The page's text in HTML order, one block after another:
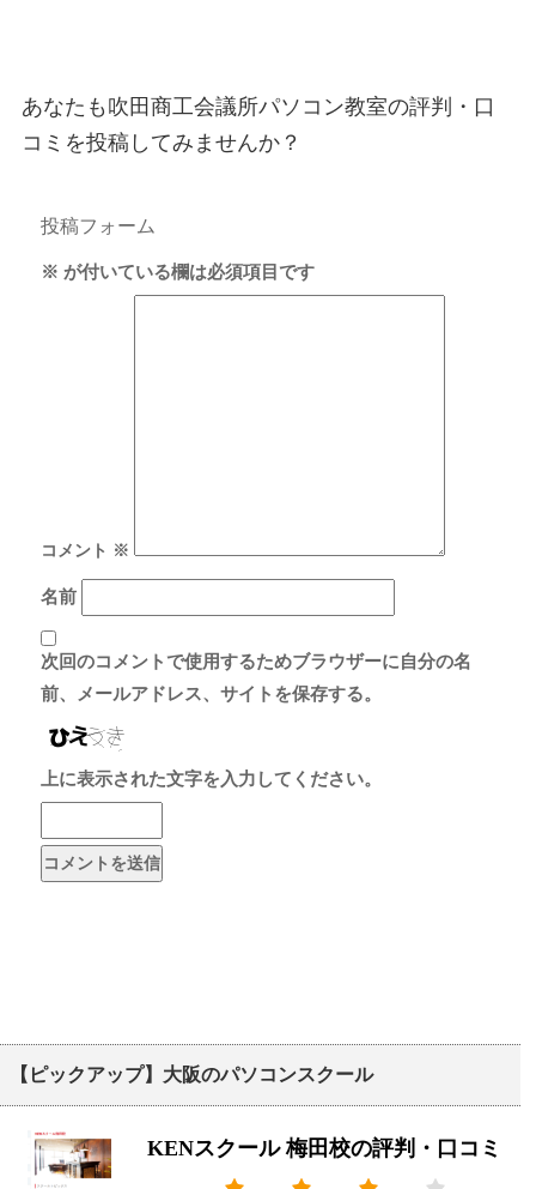
あなたも吹田商工会議所パソコン教室の評判・口
コミを投稿してみませんか？
投稿フォーム
※ が付いている欄は必須項目です
コメント ※
名前
次回のコメントで使用するためブラウザーに自分の名
前、メールアドレス、サイトを保存する。
上に表示された文字を入力してください。
【ピックアップ】大阪のパソコンスクール
KENスクール 梅田校の評判・口コミ